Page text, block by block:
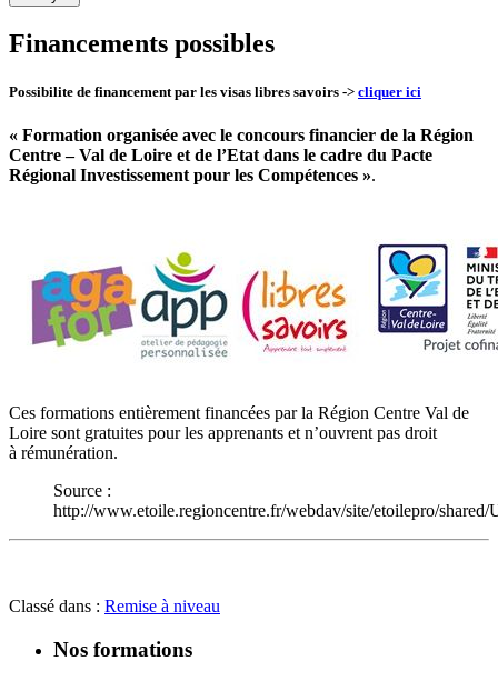
Financements possibles
Possibilite de financement par les visas libres savoirs -> cliquer ici
« Formation organisée avec le concours financier de la Région
Centre – Val de Loire et de l’Etat dans le cadre du Pacte
Régional Investissement pour les Compétences ».
Ces formations entièrement financées par la Région Centre Val de
Loire sont gratuites pour les apprenants et n’ouvrent pas droit
à rémunération.
Source :
http://www.etoile.regioncentre.fr/webdav/site/etoilepro/
Classé dans : Remise à niveau
Nos formations